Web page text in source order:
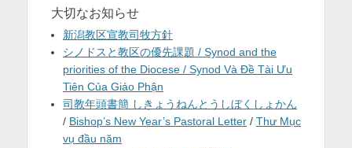
大切なお知らせ
新潟教区宣教司牧方針
シノドスと教区の優先課題 / Synod and the
priorities of the Diocese / Synod Và Đề Tài Ưu
Tiên Của Giáo Phận
司教年頭書簡 しきょうねんとうしぼくしょかん
/ Bishop’s New Year’s Pastoral Letter / Thư Mục
vụ đầu năm